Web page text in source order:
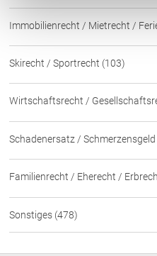
Immobilienrecht / Mietrecht /
Skirecht / Sportrecht (103)
Wirtschaftsrecht /
Schadenersatz /
Familienrecht / Eherecht /
Sonstiges (478)